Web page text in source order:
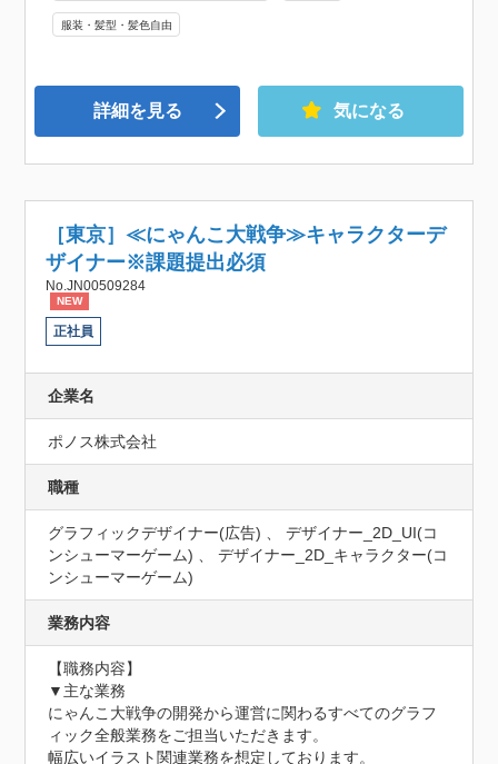
服装・髪型・髪色自由
詳細を見る 気になる
［東京］≪にゃんこ大戦争≫キャラクターデ
ザイナー※課題提出必須
No.JN00509284
NEW
正社員
企業名
ポノス株式会社
職種
グラフィックデザイナー(広告) 、 デザイナー_2D_UI(コ
ンシューマーゲーム) 、 デザイナー_2D_キャラクター(コ
ンシューマーゲーム)
業務内容
【職務内容】
▼主な業務
にゃんこ大戦争の開発から運営に関わるすべてのグラフ
ィック全般業務をご担当いただきます。
幅広いイラスト関連業務を想定しております。